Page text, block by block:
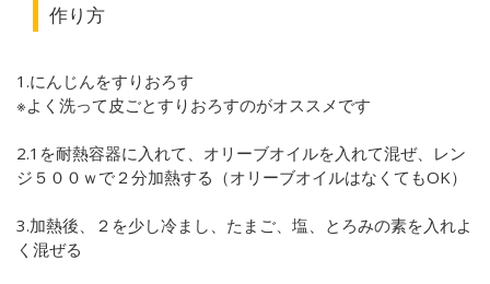
作り方
1.にんじんをすりおろす
※よく洗って皮ごとすりおろすのがオススメです
2.1を耐熱容器に入れて、オリーブオイルを入れて混ぜ、レン
ジ５００ｗで２分加熱する（オリーブオイルはなくてもOK）
3.加熱後、２を少し冷まし、たまご、塩、とろみの素を入れよ
く混ぜる